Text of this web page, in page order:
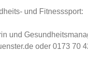
und Fitnesssport:
und
oder 0173 70